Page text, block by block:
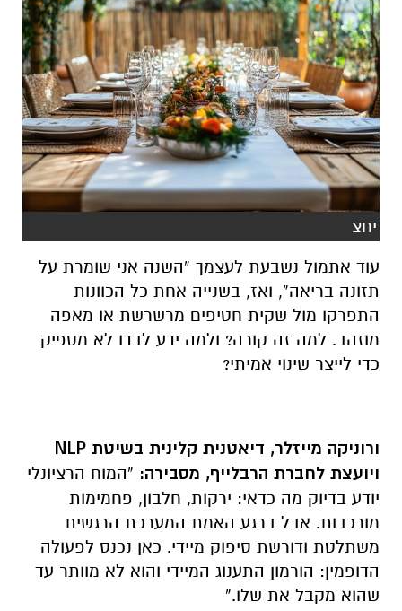
יחצ
עוד אתמול נשבעת לעצמך “השנה אני שומרת על
תזונה בריאה”, ואז, בשנייה אחת כל הכוונות
התפרקו מול שקית חטיפים מרשרשת או מאפה
מוזהב. למה זה קורה? ולמה ידע לבדו לא מספיק
כדי לייצר שינוי אמיתי?
ורוניקה מייזלר, דיאטנית קלינית בשיטת NLP
ויועצת לחברת הרבלייף, מסבירה: “המוח הרציונלי
יודע בדיוק מה כדאי: ירקות, חלבון, פחמימות
מורכבות. אבל ברגע האמת המערכת הרגשית
משתלטת ודורשת סיפוק מיידי. כאן נכנס לפעולה
הדופמין: הורמון התענוג המיידי והוא לא מוותר עד
שהוא מקבל את שלו.”